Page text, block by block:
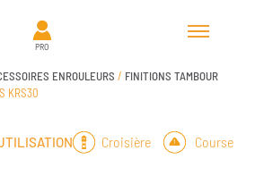
PRO
ENROULEURS / FINITIONS TAMBOUR
KRS30
Croisière Course